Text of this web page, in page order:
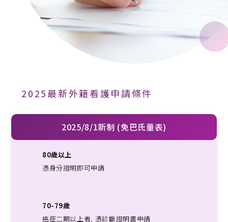
2025最新外籍看護申請條件
2025/8/1新制 (免巴氏量表)
80歲以上
憑身分證明即可申請
70-79歲
癌症二期以上者, 憑診斷證明書申請